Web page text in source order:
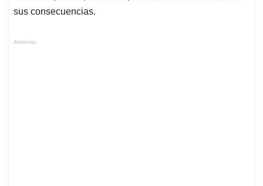
sus consecuencias.
Anuncios.